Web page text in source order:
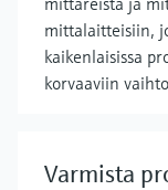
mittalaitteisiin,
kaikenlaisissa
korvaaviin
Varmista